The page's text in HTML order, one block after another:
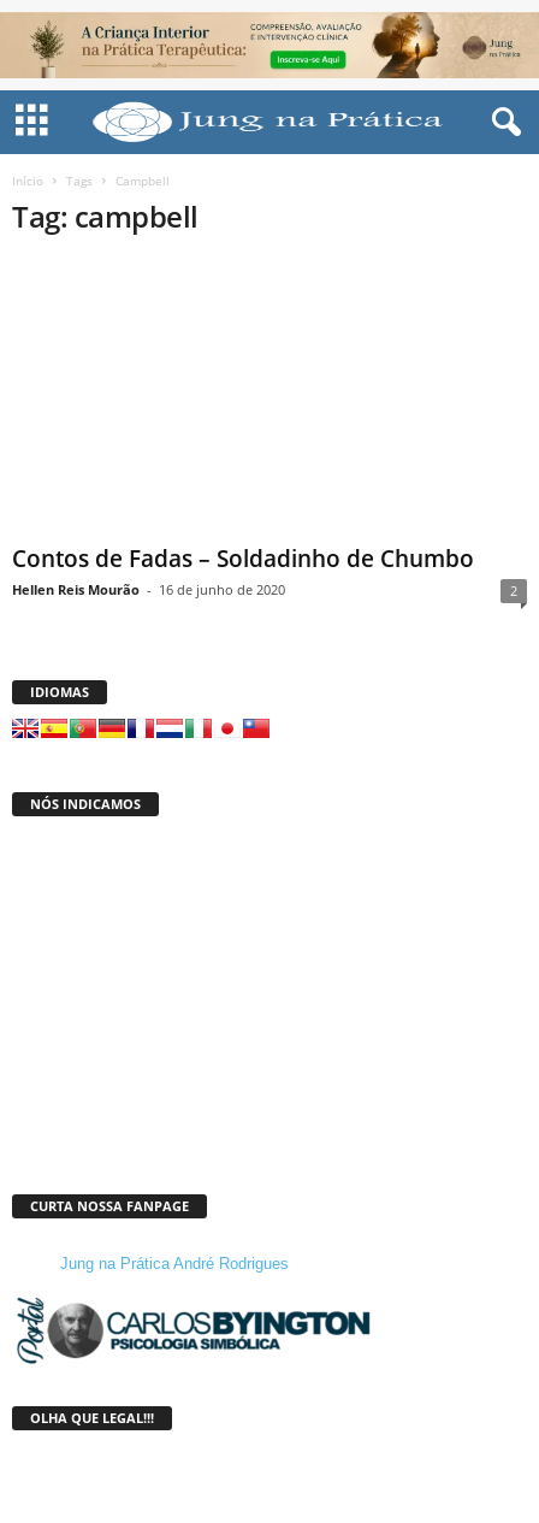
Início Tags Campbell
Tag: campbell
Contos de Fadas – Soldadinho de Chumbo
Hellen Reis Mourão - 16 de junho de 2020 2
IDIOMAS
NÓS INDICAMOS
CURTA NOSSA FANPAGE
Jung na Prática André Rodrigues
OLHA QUE LEGAL!!!